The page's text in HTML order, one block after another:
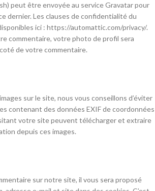
peut être envoyée au service Gravatar pour
dernier. Les clauses de confidentialité du
ici : https://automattic.com/privacy/.
commentaire, votre photo de profil sera
de votre commentaire.
sur le site, nous vous conseillons d’éviter
contenant des données EXIF de coordonnées
votre site peuvent télécharger et extraire
depuis ces images.
sur notre site, il vous sera proposé